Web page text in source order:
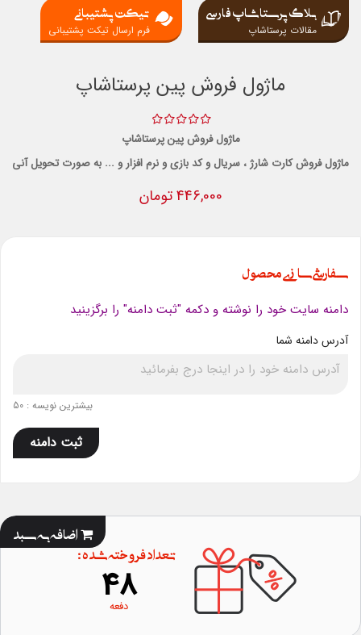
بلاگ پرستاشاپ فارسی
مقالات پرستاشاپ
تیکت پشتیبانی
فرم ارسال تیکت پشتیبانی
ماژول فروش پین پرستاشاپ
ماژول فروش پین پرستاشاپ
ماژول فروش کارت شارژ ، سریال و کد بازی و نرم افزار و ... به صورت تحویل آنی
446,000 تومان
سفارشی سازی محصول
دامنه سایت خود را نوشته و دکمه "ثبت دامنه" را برگزینید
آدرس دامنه شما
بیشترین نویسه : 50
ثبت دامنه
اضافه به سبد
تعداد فروخته شده :
48
دفعه